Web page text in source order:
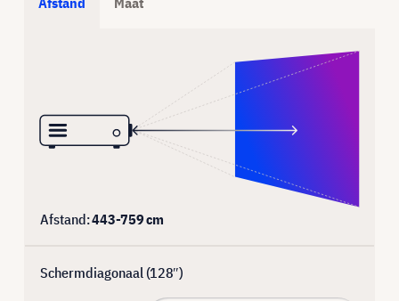
Afstand:443-759cm
Schermdiagonaal (128″)